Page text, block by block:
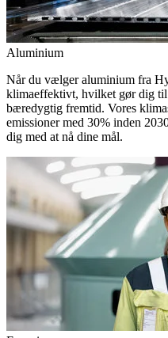
Aluminium
Når du vælger aluminium fra
klimaeffektivt, hvilket gør dig til
bæredygtig fremtid. Vores
emissioner med 30% inden
dig med at nå dine mål.